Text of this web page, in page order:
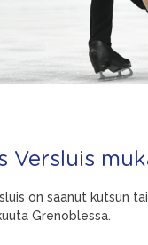
Versluis
on saanut kutsun
Grenoblessa.